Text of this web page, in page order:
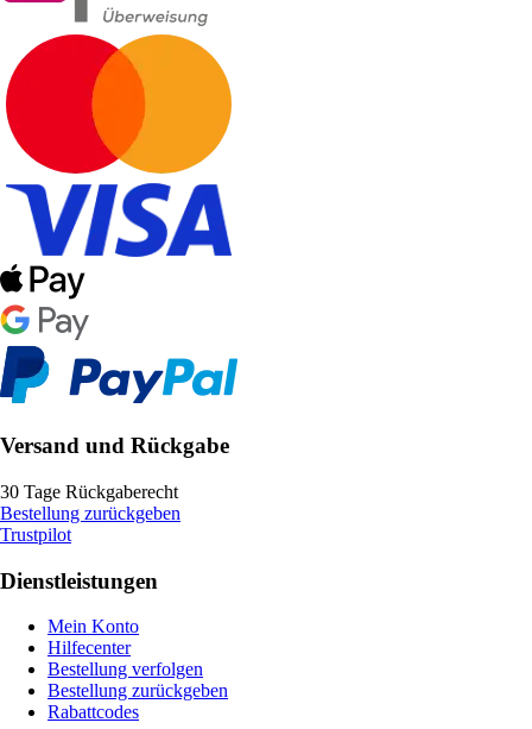
Versand und Rückgabe
30 Tage Rückgaberecht
Bestellung zurückgeben
Trustpilot
Dienstleistungen
Mein Konto
Hilfecenter
Bestellung verfolgen
Bestellung zurückgeben
Rabattcodes